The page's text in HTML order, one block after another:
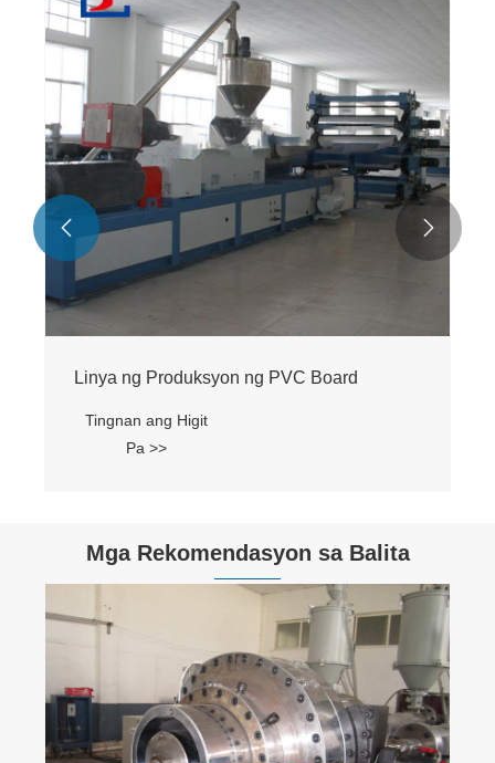
Linya ng Produksyon ng PVC Board
Tingnan ang Higit
Pa >>
 
Mga Rekomendasyon sa Balita